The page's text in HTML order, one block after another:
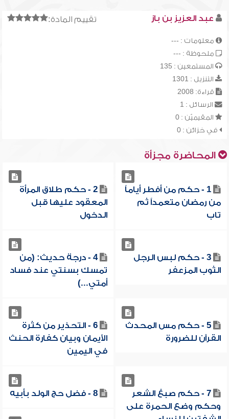
تقييم المادة: عبد العزيز بن باز
معلومات : ---
ملحوظة : ---
المستمعين : 135
التنزيل : 1301
قراءة: 2008
الرسائل : 1
المقيميّن : 0
في خزائن : 0
المحاضرة مجزأة
1 - حكم من أفطر أياماً
من رمضان متعمداً ثم
تاب
2 - حكم طلاق المرأة
المعقود عليها قبل
الدخول
3 - حكم لبس الرجل
الثوب المزعفر
4 - درجة حديث: (من
تمسك بسنتي عند فساد
أمتي...)
5 - حكم مس المحدث
القرآن للضرورة
6 - التحذير من كثرة
الأيمان وبيان كفارة الحنث
في اليمين
7 - حكم صبغ الشعر
وحكم وضع الحمرة على
8 - فضل حج الولد بأبيه